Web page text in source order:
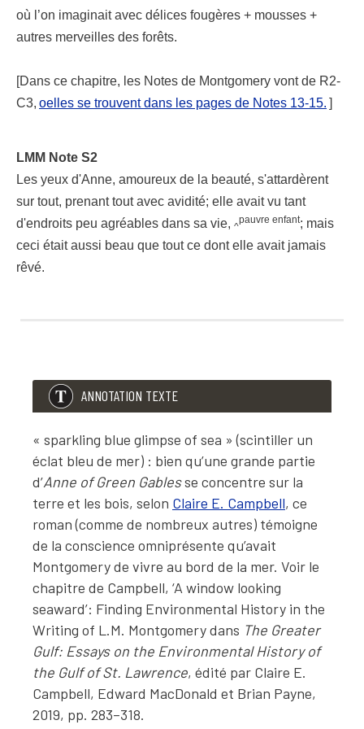
Vers la gauche, il y avait les grandes granges, et, au-delà,
— Il est temps de vous habiller, dit Marilla sèchement.
où l’on imaginait avec délices fougères + mousses +
autres merveilles des forêts.
[Dans ce chapitre, les Notes de Montgomery vont de R2-
C3, oelles se trouvent dans les pages de Notes 13-15. ]
aérien dans un sous-bois où
[Dans ce chapitre, les Notes de Montgomery vont de R2-C3,
LMM Note S2
Les yeux d'Anne, amoureux de la beauté, s'attardèrent
sur tout, prenant tout avec avidité; elle avait vu tant
d'endroits peu agréables dans sa vie, ^
pauvre enfant; mais
ceci était aussi beau que tout ce dont elle avait jamais
rêvé.
ANNOTATION TEXTE
« sparkling blue glimpse of sea » (scintiller un
éclat bleu de mer) : bien qu’une grande partie
d’Anne of Green Gablesse concentre sur la
terre et les bois, selon Claire E. Campbell, ce
roman (comme de nombreux autres) témoigne
de la conscience omniprésente qu’avait
Montgomery de vivre au bord de la mer. Voir le
chapitre de Campbell, ‘A window looking
seaward’: Finding Environmental History in the
Writing of L.M. Montgomery dans The Greater
Gulf: Essays on the Environmental History of
the Gulf of St. Lawrence, édité par Claire E.
Campbell, Edward MacDonald et Brian Payne,
2019, pp. 283–318.